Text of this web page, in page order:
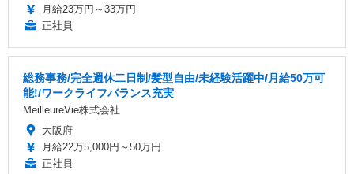
月給23万円～33万円
正社員
総務事務/完全週休二日制/髪型自由/未経験活躍中/月給50万可
能!/ワークライフバランス充実
MeilleureVie株式会社
大阪府
月給22万5,000円～50万円
正社員